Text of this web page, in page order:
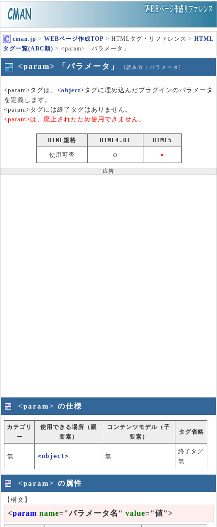
cman.jp > WEBページ作成TOP > HTMLタグ・リファレンス > HTML
タグ一覧(ABC順) > <param>「パラメータ」
<param> 「パラメータ」 [読み方：パラメータ]
<param>タグは、 <object>タグに埋め込んだプラグインのパラメータ
を定義します。
<param>タグには終了タグはありません。
<param>は、廃止されたため使用できません。
HTML規格 HTML4.01 HTML5
使用可否 ○ ×
広告
<param> の仕様
カテゴリ
ー
使用できる場所（親
要素）
コンテンツモデル（子
要素）
タグ省略
無 <object> 無
終了タグ
無
<param> の属性
【構文】
<param name="パラメータ名" value="値">